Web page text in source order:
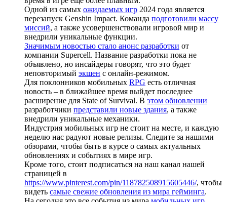
Одной из самых ожидаемых игр 2024 года является
перезапуск Genshin Impact. Команда подготовили массу
миссий, а также усовершенствовали игровой мир и
внедрили уникальные функции.
Значимым новостью стало анонс разработки от
компании Supercell. Название разработки пока не
объявлено, но инсайдеры говорят, что это будет
неповторимый экшен с онлайн-режимом.
Для поклонников мобильных RPG есть отличная
новость – в ближайшее время выйдет последнее
расширение для State of Survival. В этом обновлении
разработчики представили новые здания, а также
внедрили уникальные механики.
Индустрия мобильных игр не стоит на месте, и каждую
неделю нас радуют новые релизы. Следите за нашими
обзорами, чтобы быть в курсе о самых актуальных
обновлениях и событиях в мире игр.
Кроме того, стоит подписаться на наш канал нашей
страницей в
https://www.pinterest.com/pin/118782508915605446/, чтобы
видеть самые свежие обновления из мира гейминга.